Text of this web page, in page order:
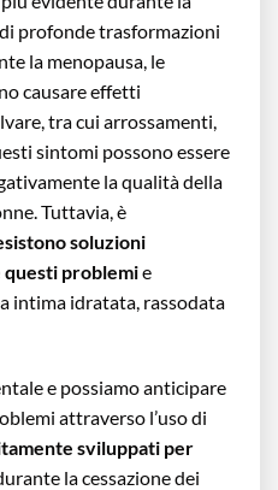
profonde trasformazioni
la menopausa, le
causare effetti
tra cui arrossamenti,
sintomi possono essere
la qualità della
Tuttavia, è
soluzioni
problemie
intima idratata, rassodata
e possiamo anticipare
attraverso l’uso di
sviluppati per
la cessazione dei